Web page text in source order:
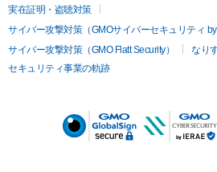
実在証明・盗聴対策
サイバー攻撃対策（GMOサイバーセキュリティ by
サイバー攻撃対策（GMO Flatt Security）
なり
セキュリティ事業の軌跡